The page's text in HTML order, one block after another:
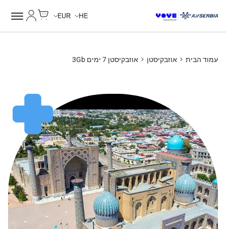
HE
EUR
עמוד הבית אוזבקיסטן אוזבקיסטן 7 ימים 3Gb